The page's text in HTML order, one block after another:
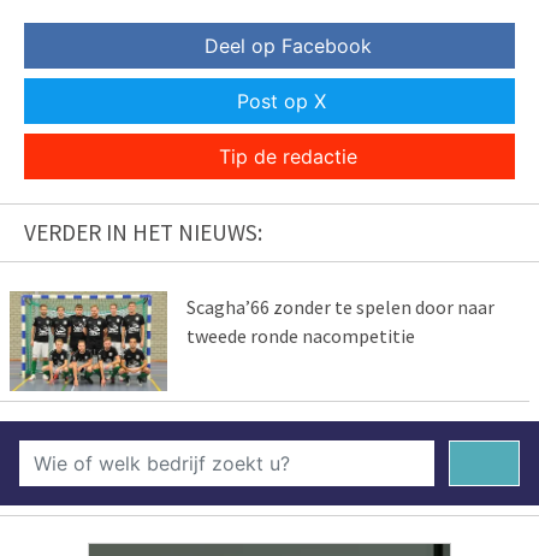
Deel op Facebook
Post op X
Tip de redactie
VERDER IN HET NIEUWS:
Scagha’66 zonder te spelen door naar
tweede ronde nacompetitie